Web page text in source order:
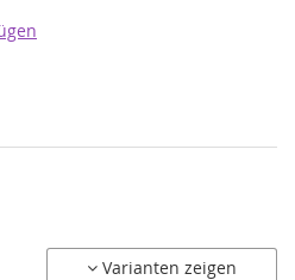
Varianten zeigen